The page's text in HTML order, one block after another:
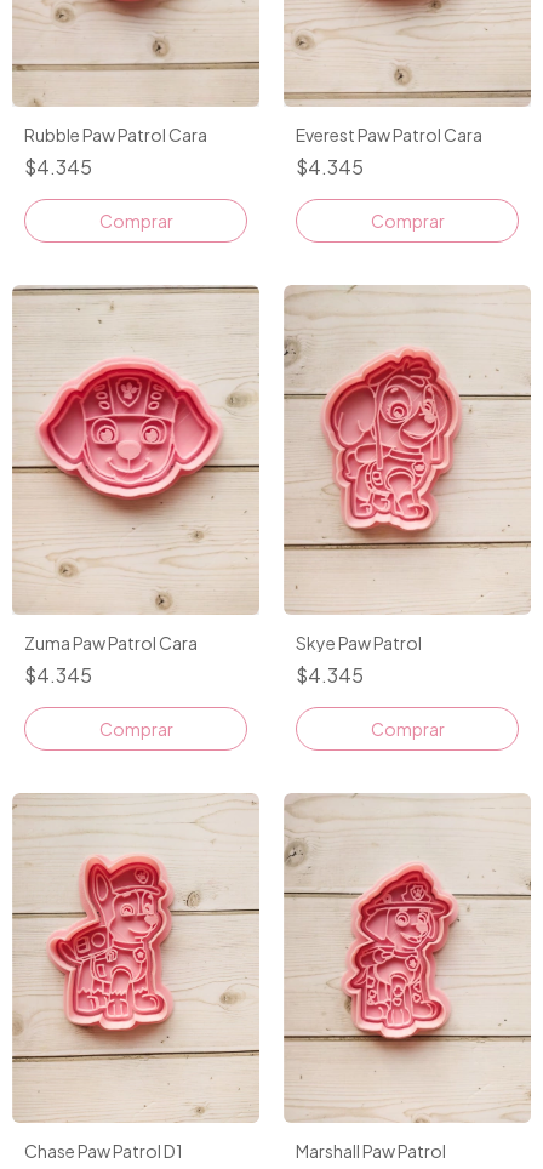
Rubble Paw Patrol Cara
$4.345
Comprar
Everest Paw Patrol Cara
$4.345
Comprar
Zuma Paw Patrol Cara
$4.345
Comprar
Skye Paw Patrol
$4.345
Comprar
Chase Paw Patrol D1 Marshall Paw Patrol